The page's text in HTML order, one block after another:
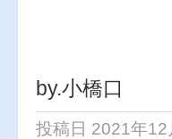
by.小橋口
投稿日 2021年12